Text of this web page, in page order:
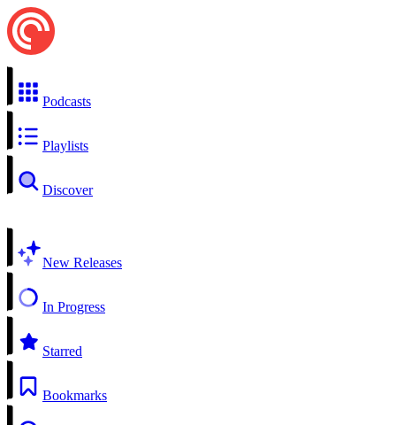
Podcasts
Playlists
Discover
New Releases
In Progress
Starred
Bookmarks